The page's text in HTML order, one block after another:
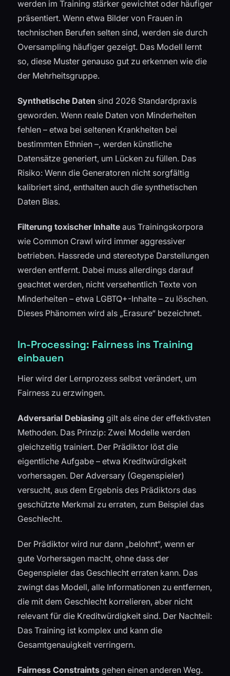
werden im Training stärker gewichtet oder häufiger
präsentiert. Wenn etwa Bilder von Frauen in
technischen Berufen selten sind, werden sie durch
Oversampling häufiger gezeigt. Das Modell lernt
so, diese Muster genauso gut zu erkennen wie die
der Mehrheitsgruppe.
Synthetische Daten sind 2026 Standardpraxis
geworden. Wenn reale Daten von Minderheiten
fehlen – etwa bei seltenen Krankheiten bei
bestimmten Ethnien –, werden künstliche
Datensätze generiert, um Lücken zu füllen. Das
Risiko: Wenn die Generatoren nicht sorgfältig
kalibriert sind, enthalten auch die synthetischen
Daten Bias.
Filterung toxischer Inhalte aus Trainingskorpora
wie Common Crawl wird immer aggressiver
betrieben. Hassrede und stereotype Darstellungen
werden entfernt. Dabei muss allerdings darauf
geachtet werden, nicht versehentlich Texte von
Minderheiten – etwa LGBTQ+-Inhalte – zu löschen.
Dieses Phänomen wird als „Erasure“ bezeichnet.
In-Processing: Fairness ins Training
einbauen
Hier wird der Lernprozess selbst verändert, um
Fairness zu erzwingen.
Adversarial Debiasing gilt als eine der effektivsten
Methoden. Das Prinzip: Zwei Modelle werden
gleichzeitig trainiert. Der Prädiktor löst die
eigentliche Aufgabe – etwa Kreditwürdigkeit
vorhersagen. Der Adversary (Gegenspieler)
versucht, aus dem Ergebnis des Prädiktors das
geschützte Merkmal zu erraten, zum Beispiel das
Geschlecht.
Der Prädiktor wird nur dann „belohnt“, wenn er
gute Vorhersagen macht, ohne dass der
Gegenspieler das Geschlecht erraten kann. Das
zwingt das Modell, alle Informationen zu entfernen,
die mit dem Geschlecht korrelieren, aber nicht
relevant für die Kreditwürdigkeit sind. Der Nachteil:
Das Training ist komplex und kann die
Gesamtgenauigkeit verringern.
Fairness Constraints gehen einen anderen Weg.